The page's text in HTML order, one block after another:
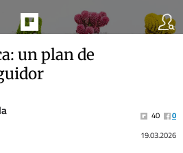
un plan de
40
0
19.03.2026